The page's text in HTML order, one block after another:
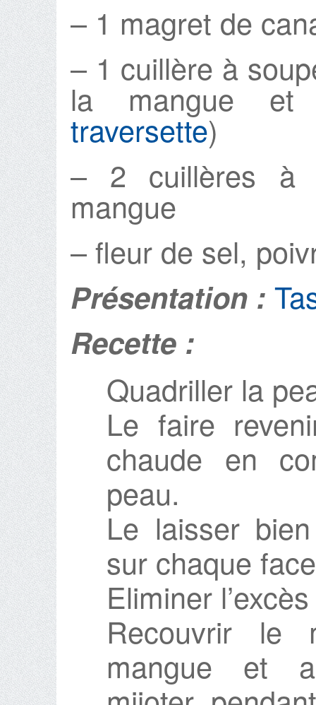
– 1 magret de
– 1 cuillère à
la mangue et
traversette)
– 2 cuillères à
mangue
– fleur de sel,
Présentation :
Recette :
Quadriller la
Le faire
chaude en
peau.
Le laisser
sur chaque
Eliminer
Recouvrir
mangue et